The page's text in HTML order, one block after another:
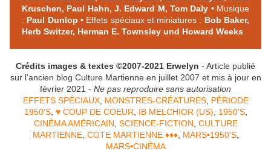
Kruschen, Paul Hahn, J. Edward M, Tom Daly • Musique
: Paul Dunlop • Effets spéciaux et miniatures : Bob Baker,
Herb Switzer, Herman E. Townsley und Howard Weeks
Crédits images & textes ©2007-2021 Erwelyn - Article publié
sur l'ancien blog Culture Martienne en juillet 2007 et mis à jour en
février 2021 - Ne pas reproduire sans autorisation
EFFETS SPÉCIAUX, MONSTRES-CRÉATURES, PÉRIODE
1950'S, ♥ COUP DE COEUR IB MELCHIOR (US) 1950'S,
CINÉMA AMÉRICAIN SCIENCE-FICTION CULTURE
MARTIENNE, COTE MARTIENNE ♦♦♦, MARS•1950'S,
MARS•CINÉMA